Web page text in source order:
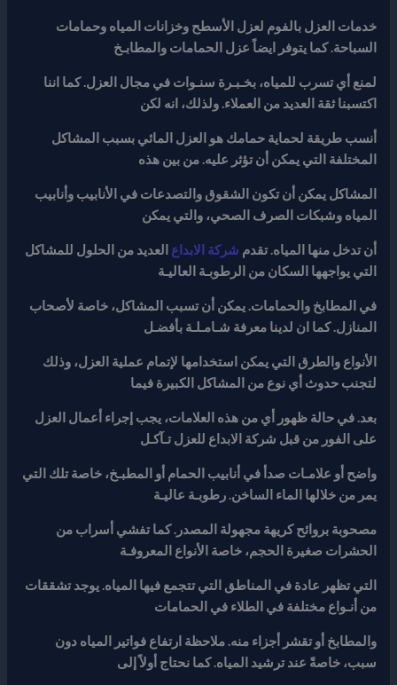
خدمات العزل بالفوم لعزل الأسطح وخزانات المياه وحمامات
السباحة. كما يتوفر ايضاً عزل الحمامات والمطابـخ
لمنع أي تسرب للمياه، بخـبـرة سنـوات في مجال العزل. كما اننا
اكتسبنا ثقة العديد من العملاء. ولذلك، انه لكن
أنسب طريقة لحماية حمامك هو العزل المائي بسبب المشاكل
المختلفة التي يمكن أن تؤثر عليه. من بين هذه
المشاكل يمكن أن تكون الشقوق والتصدعات في الأنابيب وأنابيب
المياه وشبكات الصرف الصحي، والتي يمكن
أن تدخل منها المياه. تقدم شركة الابداع العديد من الحلول للمشاكل
التي يواجهها السكان من الرطوبـة العاليـة
في المطابخ والحمامات. يمكن أن تسبب المشاكل، خاصة لأصحاب
المنازل. كما ان لدينا معرفة شـامـلـة بأفضـل
الأنواع والطرق التي يمكن استخدامها لإتمام عملية العزل، وذلك
لتجنب حدوث أي نوع من المشاكل الكبيرة فيما
بعد. في حالة ظهور أي من هذه العلامات، يجب إجراء أعمال العزل
على الفور من قبل شركة الابداع للعزل تـآكـل
واضح أو علامـات صدأ في أنابيب الحمام أو المطبـخ، خاصة تلك التي
يمر من خلالها الماء الساخن. رطوبـة عاليـة
مصحوبة بروائح كريهة مجهولة المصدر. كما تفشي أسراب من
الحشرات صغيرة الحجم، خاصة الأنواع المعروفـة
التي تظهر عادة في المناطق التي تتجمع فيها المياه. يوجد تشققات
من أنـواع مختلفة في الطلاء في الحمامات
والمطابخ أو تقشر أجزاء منه. ملاحظة ارتفاع فواتير المياه دون
سبب، خاصةً عند ترشيد المياه. كما نحتاج أولاً إلى